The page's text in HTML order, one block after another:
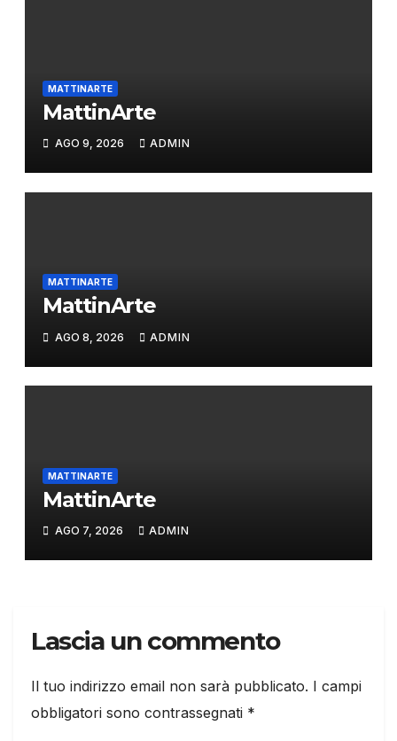
MATTINARTE
MattinArte
AGO 9, 2026 ADMIN
MATTINARTE
MattinArte
AGO 8, 2026 ADMIN
MATTINARTE
MattinArte
AGO 7, 2026 ADMIN
Lascia un commento
Il tuo indirizzo email non sarà pubblicato. I campi
obbligatori sono contrassegnati *